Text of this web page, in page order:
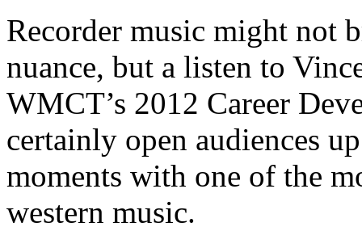
Recorder music might not
nuance, but a listen to
WMCT’s 2012 Career
certainly open audiences
moments with one of the
western music.